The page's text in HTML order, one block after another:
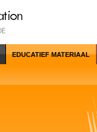
EDUCATIEF MATERIAAL